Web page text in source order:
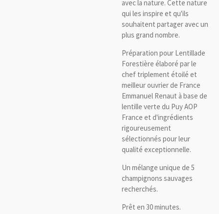
avec la nature. Cette nature
qui les inspire et qu'ils
souhaitent partager avec un
plus grand nombre.
Préparation pour Lentillade
Forestière élaboré par le
chef triplement étoilé et
meilleur ouvrier de France
Emmanuel Renaut à base de
lentille verte du Puy AOP
France et d'ingrédients
rigoureusement
sélectionnés pour leur
qualité exceptionnelle.
Un mélange unique de 5
champignons sauvages
recherchés.
Prêt en 30 minutes.